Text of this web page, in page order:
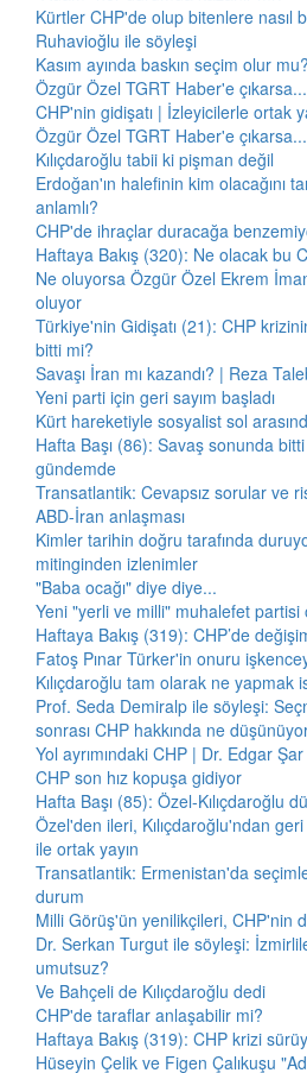
Kürtler CHP'de olup bitenlere nasıl
Ruhavioğlu ile söyleşi
Kasım ayında baskın seçim olur mu?
Özgür Özel TGRT Haber'e çıkarsa...
CHP'nin gidişatı | İzleyicilerle ortak
Özgür Özel TGRT Haber'e çıkarsa...
Kılıçdaroğlu tabii ki pişman değil
Erdoğan'ın halefinin kim olacağını
anlamlı?
CHP'de ihraçlar duracağa
Haftaya Bakış (320): Ne olacak bu
Ne oluyorsa Özgür Özel Ekrem
oluyor
Türkiye'nin Gidişatı (21): CHP
bitti mi?
Savaşı İran mı kazandı? | Reza
Yeni parti için geri sayım başladı
Kürt hareketiyle sosyalist sol
Hafta Başı (86): Savaş sonunda
gündemde
Transatlantik: Cevapsız sorular ve
ABD-İran anlaşması
Kimler tarihin doğru tarafında
mitinginden izlenimler
"Baba ocağı" diye diye...
Yeni "yerli ve milli" muhalefet
Haftaya Bakış (319): CHP’de
Fatoş Pınar Türker'in onuru
Kılıçdaroğlu tam olarak ne yapmak
Prof. Seda Demiralp ile söyleşi:
sonrası CHP hakkında ne
Yol ayrımındaki CHP | Dr. Edgar
CHP son hız kopuşa gidiyor
Hafta Başı (85): Özel-Kılıçdaroğlu
Özel'den ileri, Kılıçdaroğlu'ndan
ile ortak yayın
Transatlantik: Ermenistan'da
durum
Milli Görüş'ün yenilikçileri, CHP'nin
Dr. Serkan Turgut ile söyleşi:
umutsuz?
Ve Bahçeli de Kılıçdaroğlu dedi
CHP'de taraflar anlaşabilir mi?
Haftaya Bakış (319): CHP krizi
Hüseyin Çelik ve Figen Çalıkuşu